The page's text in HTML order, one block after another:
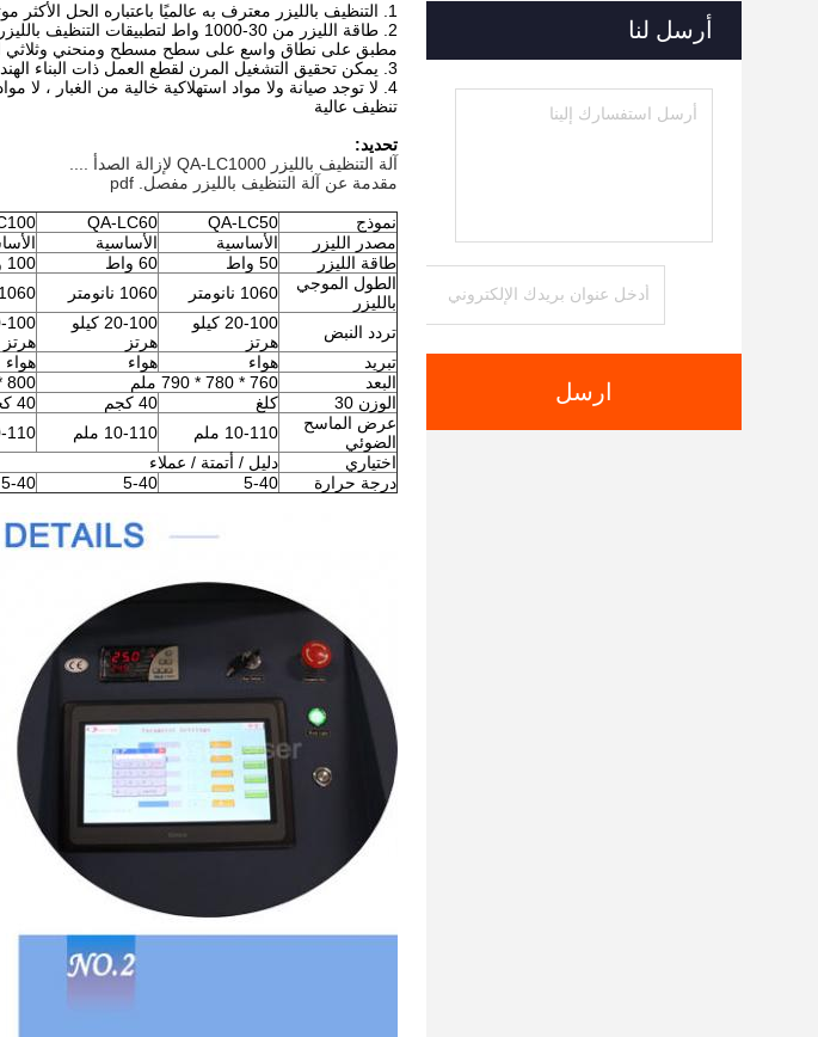
أرسل لنا
ارسل
1. التنظيف بالليزر معترف به عالميًا باعتباره الحل الأكثر موثوقية وفعالية لجميع المواد مع ميزات عدم الاتصال ، وعدم الطحن ، وعدم وجود تأثير حراري.
مطبق على نطاق واسع على سطح مسطح ومنحني وثلاثي
3. يمكن تحقيق التشغيل المرن لقطع العمل ذات البناء الهندسي المعقد بواسطة رأس التنظيف بالليزر الميكانيكي أو اليدوي
4. لا توجد صيانة ولا مواد استهلاكية خالية من الغبار ،
تنظيف عالية
تحديد:
آلة التنظيف بالليزر QA-LC1000 لإزالة الصدأ ....
مقدمة عن آلة التنظيف بالليزر مفصل. pdf
نموذج QA-LC50
QA-LC60
مصدر الليزر
الأساسية الأساسية
طاقة الليزر
50 واط 60 واط 100 واط
الطول الموجي
بالليزر
1060 نانومتر 1060 نانومتر 1060 نانومتر
تردد النبض
20-100 كيلو
هرتز
20-100 كيلو
هرتز
هرتز
تبريد
هواء هواء هواء
البعد
760 * 780 * 790 ملم 800 * 450 * 1000 مم
الوزن 30
كلغ 40 كجم 40 كجم
عرض الماسح
الضوئي
10-110 ملم 10-110 ملم 10-110
اختياري
دليل / أتمتة / عملاء
درجة حرارة
5-40
5-40
5-40